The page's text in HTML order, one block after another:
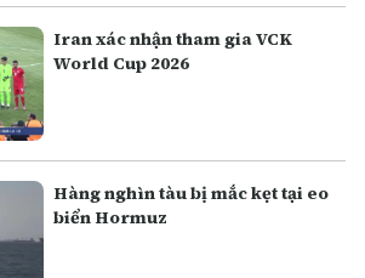
Iran xác nhận tham gia VCK
World Cup 2026
Hàng nghìn tàu bị mắc kẹt tại eo
biển Hormuz